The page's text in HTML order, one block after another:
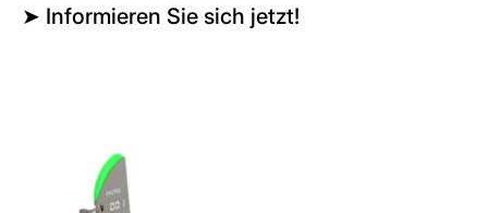
➤ Informieren Sie sich jetzt!